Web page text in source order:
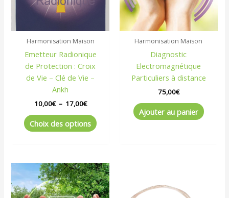
Harmonisation Maison
Emetteur Radionique
de Protection : Croix
de Vie – Clé de Vie –
Ankh
10,00€ – 17,00€
Choix des options
options
peuvent
être
Harmonisation Maison
Diagnostic
Electromagnétique
Particuliers à distance
75,00€
Ajouter au panier